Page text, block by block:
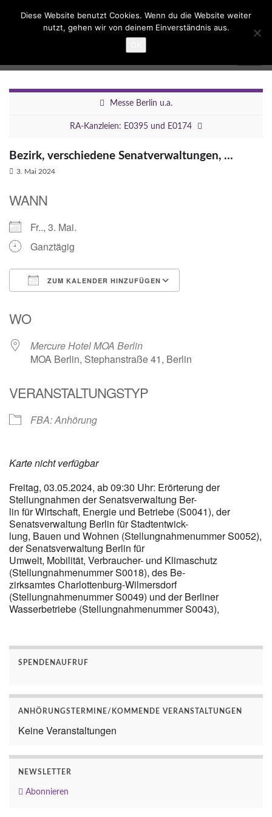
Messe Berlin u.a.
RA-Kanzleien: E0395 und E0174
Bezirk, verschiedene Senatverwaltungen, …
3. Mai 2024
WANN
Fr.., 3. Mai.
Ganztägig
ZUM KALENDER HINZUFÜGEN
WO
Mercure Hotel MOA Berlin
MOA Berlin, Stephanstraße 41, Berlin
VERANSTALTUNGSTYP
FBA: Anhörung
Karte nicht verfügbar
Freitag, 03.05.2024, ab 09:30 Uhr: Erörterung der
Stellungnahmen der Senatsverwaltung Ber-
lin für Wirtschaft, Energie und Betriebe (S0041), der
Senatsverwaltung Berlin für Stadtentwick-
lung, Bauen und Wohnen (Stellungnahmenummer S0052),
der Senatsverwaltung Berlin für
Umwelt, Mobilität, Verbraucher- und Klimaschutz
(Stellungnahmenummer S0018), des Be-
zirksamtes Charlottenburg-Wilmersdorf
(Stellungnahmenummer S0049) und der Berliner
Wasserbetriebe (Stellungnahmenummer S0043),
SPENDENAUFRUF
ANHÖRUNGSTERMINE/KOMMENDE VERANSTALTUNGEN
Keine Veranstaltungen
NEWSLETTER
Abonnieren
Diese Website benutzt Cookies. Wenn du die Website weiter
nutzt, gehen wir von deinem Einverständnis aus.